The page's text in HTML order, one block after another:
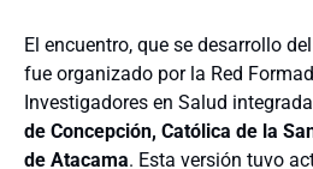
El encuentro, que se desarrollo
fue organizado por la Red
Investigadores en Salud
de Concepción, Católica de la
de Atacama. Esta versión tuvo